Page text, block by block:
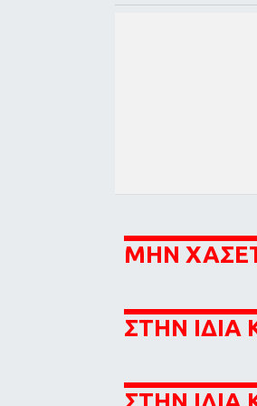
ΜΗΝ
ΣΤΗΝ ΙΔΙΑ
ΣΤΗΝ ΙΔΙΑ